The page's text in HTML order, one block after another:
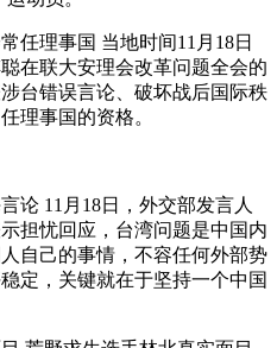
任理事国 当地时间11月18日
在联大安理会改革问题全会的
台错误言论、破坏战后国际秩
理事国的资格。
论 11月18日，外交部发言人
担忧回应，台湾问题是中国内
自己的事情，不容任何外部势
定，关键就在于坚持一个中国